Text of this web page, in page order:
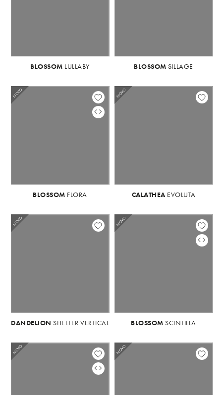
BLOSSOM LULLABY BLOSSOMLULLABY
BLOSSOM SILLAGE
NOVO
BLOSSOM FLORA
NOVO
BLOSSOMFLORA
NOVO
CALATHEAEVOLUTA
NOVO
DANDELION SHELTER VERTICAL
NOVO
BLOSSOM SCINTILLA
NOVO NOVO
NOVO